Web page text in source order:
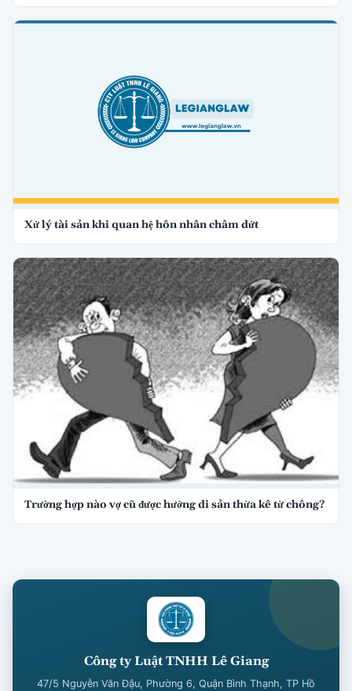
Xử lý tài sản khi quan hệ hôn nhân chấm dứt
Trường hợp nào vợ cũ được hưởng di sản thừa kế từ chồng?
Công ty Luật TNHH Lê Giang
47/5 Nguyễn Văn Đậu, Phường 6, Quận Bình Thạnh, TP Hồ